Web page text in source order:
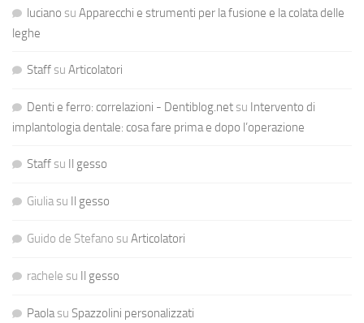
luciano su Apparecchi e strumenti per la fusione e la colata delle
leghe
Staffsu Articolatori
Denti e ferro: correlazioni - Dentiblog.netsu Intervento di
implantologia dentale: cosa fare prima e dopo l’operazione
Staffsu Il gesso
Giuliasu Il gesso
Guido de Stefano su Articolatori
rachele su Il gesso
Paolasu Spazzolini personalizzati